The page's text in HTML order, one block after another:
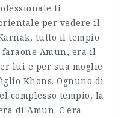
ti
per vedere il
tutto il tempio
Amun, era il
lui e per sua moglie
Khons. Ognuno di
complesso tempio, la
di Amun. C'era